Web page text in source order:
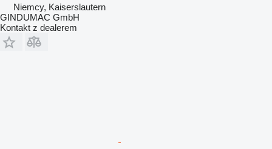
Niemcy, Kaiserslautern
GINDUMAC GmbH
Kontakt z dealerem